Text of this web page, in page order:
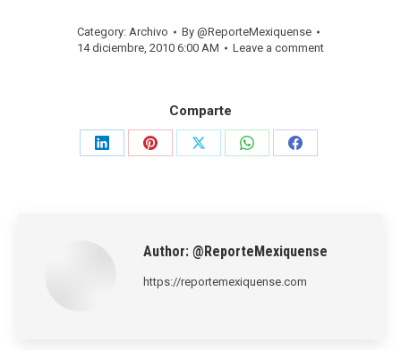
Category: Archivo By @ReporteMexiquense
14 diciembre, 2010 6:00 AM
Leave a comment
Comparte
Share
Share
Share
Share
Share
Author: @ReporteMexiquense
https://reportemexiquense.com